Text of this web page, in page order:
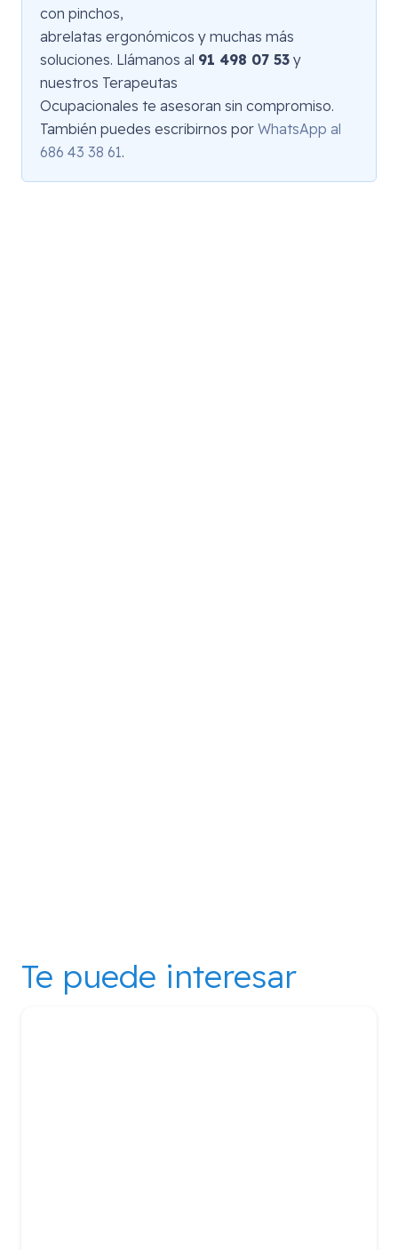
con pinchos,
abrelatas ergonómicos y muchas más
soluciones. Llámanos al 91 498 07 53 y
nuestros Terapeutas
Ocupacionales te asesoran sin compromiso.
También puedes escribirnos por WhatsApp al
686 43 38 61.
Te puede interesar